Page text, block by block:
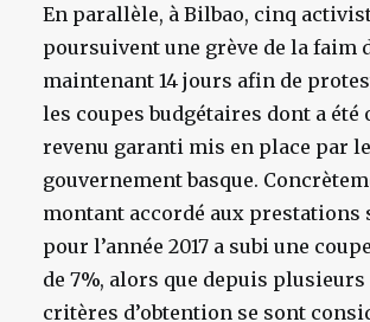
En parallèle, à Bilbao, cinq
poursuivent une grève de la faim
maintenant 14 jours afin de
les coupes budgétaires dont a été
revenu garanti mis en place par le
gouvernement basque.
montant accordé aux prestations
pour l’année 2017 a subi une
de 7%, alors que depuis plusieurs
critères d’obtention se sont